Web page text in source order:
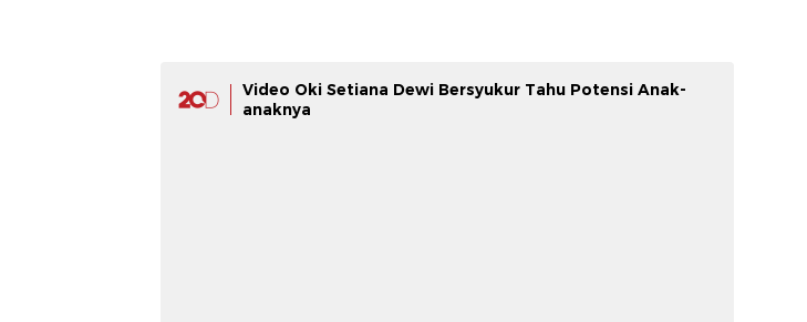
Video Oki Setiana Dewi Bersyukur Tahu Potensi Anak-
anaknya